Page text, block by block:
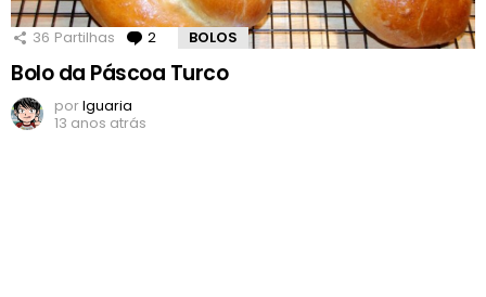
36 Partilhas 2 Comentários
BOLOS
Bolo da Páscoa Turco
porIguaria
13 anos atrás